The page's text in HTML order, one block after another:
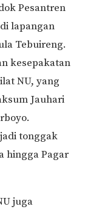
Pesantren
lapangan
Tebuireng.
kesepakatan
NU, yang
Jauhari
tonggak
hingga Pagar
juga